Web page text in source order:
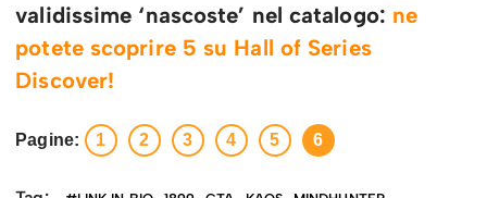
validissime ‘nascoste’ nel catalogo: ne
potete scoprire 5 su Hall of Series
Discover!
Pagine: 1 2 3 4 5 6